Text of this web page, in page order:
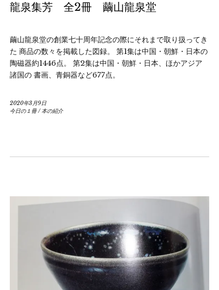
龍泉集芳 全2冊 繭山龍泉堂
繭山龍泉堂の創業七十周年記念の際にそれまで取り扱ってき
た 商品の数々を掲載した図録。 第1集は中国・朝鮮・日本の
陶磁器約1446点。 第2集は中国・朝鮮・日本、ほかアジア
諸国の 書画、青銅器など677点。
2020年3月9日
今日の１冊/本の紹介